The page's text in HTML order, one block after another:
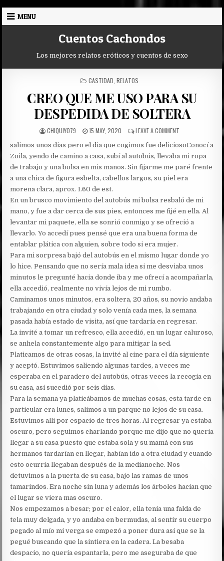
Skip
MENU
Cuentos Cachondos
Los mejores relatos eróticos y cuentos de sexo
POSTED
CASTIDAD RELATOS
CREO QUE ME USO PARA SU
DESPEDIDA DE SOLTERA
AUTHOR:
CHIQUIYO79
PUBLISHED
15 MAY, 2020 LEAVE A COMMENT
QUE
ME
USO
SU
DE
SOLTERA
salimos unos dias pero el dia que cogimos fue deliciosoConocí a
Zoila, yendo de camino a casa, subí al autobús, llevaba mi ropa
de trabajo y una bolsa en mis manos. Sin fijarme me paré frente
a una chica de figura esbelta, cabellos largos, su piel era
morena clara, aprox. 1.60 de est.
En un brusco movimiento del autobús mi bolsa resbaló de mi
mano, y fue a dar cerca de sus pies, entonces me fijé en ella. Al
levantar mi paquete, ella se sonrió conmigo y se ofreció a
llevarlo. Yo accedí pues pensé que era una buena forma de
entablar plática con alguien, sobre todo si era mujer.
Para mi sorpresa bajó del autobús en el mismo lugar donde yo
lo hice. Pensando que no sería mala idea si me desviaba unos
minutos le pregunté hacia donde iba y me ofrecí a acompañarla,
ella accedió, realmente no vivía lejos de mi rumbo.
Caminamos unos minutos, era soltera, 20 años, su novio andaba
trabajando en otra ciudad y solo venía cada mes, la semana
pasada había estado de visita, así que tardaría en regresar.
La invité a tomar un refresco, ella accedió, en un lugar caluroso,
se anhela constantemente algo para mitigar la sed.
Platicamos de otras cosas, la invité al cine para el día siguiente
y aceptó. Estuvimos saliendo algunas tardes, a veces me
esperaba en el paradero del autobús, otras veces la recogía en
su casa, así sucedió por seis días.
Para la semana ya platicábamos de muchas cosas, esta tarde en
particular era lunes, salimos a un parque no lejos de su casa.
Estuvimos alli por espacio de tres horas. Al regresar ya estaba
oscuro, pero seguimos charlando porque me dijo que no quería
llegar a su casa puesto que estaba sola y su mamá con sus
hermanos tardarían en llegar, habían ido a otra ciudad y cuando
esto ocurría llegaban después de la medianoche. Nos
detuvimos a la puerta de su casa, bajo las ramas de unos
tamarindos. Era noche sin luna y además los árboles hacían que
el lugar se viera mas oscuro.
Nos empezamos a besar; por el calor, ella tenía una falda de
tela muy delgada, y yo andaba en bermudas, al sentir su cuerpo
pegado al mío mi verga se empezó a poner dura así que se la
pegué buscando que la sintiera en la cadera. La besaba
despacio, no quería espantarla, pero me aseguraba de que